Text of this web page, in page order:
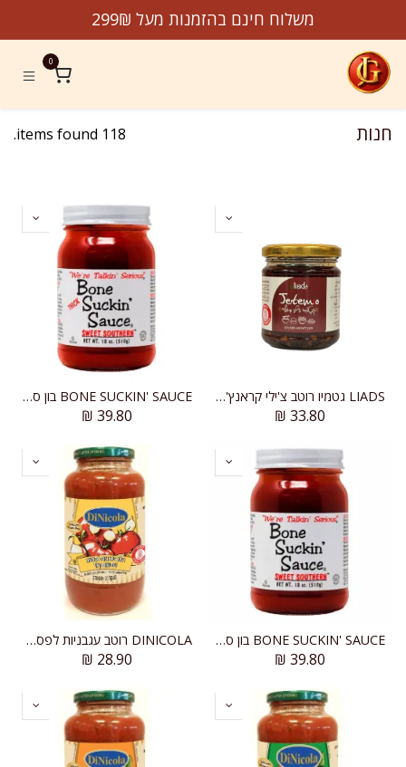
משלוח חינם בהזמנות מעל 299₪
0
חנות 118 items found.
LIADS גטמיו רוטב צ'ילי קראנץ' אסייתי
33.80
₪
BONE SUCKIN' SAUCE בון סאקין רוטב ברביקיו סמיך
39.80
₪
BONE SUCKIN' SAUCE בון סאקין רוטב ברביקיו אורגינל
39.80
₪
DINICOLA רוטב עגבניות לפסטה מרינדה שום קלוי
28.90
₪